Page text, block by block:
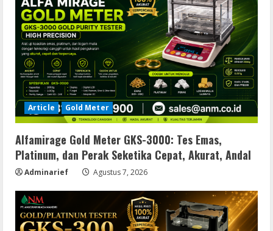
Article Gold Meter
Alfamirage Gold Meter GKS-3000: Tes Emas,
Platinum, dan Perak Seketika Cepat, Akurat, Andal
Adminarief Agustus 7, 2026